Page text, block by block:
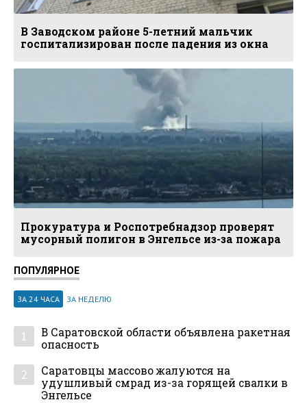
В Заводском районе 5-летний мальчик
госпитализирован после падения из окна
Прокуратура и Роспотребнадзор проверят
мусорный полигон в Энгельсе из-за пожара
ПОПУЛЯРНОЕ
ЗА 24 ЧАСА ЗА НЕДЕЛЮ
1
В Саратовской области объявлена ракетная
опасность
2
Саратовцы массово жалуются на
удушливый смрад из-за горящей свалки в
Энгельсе